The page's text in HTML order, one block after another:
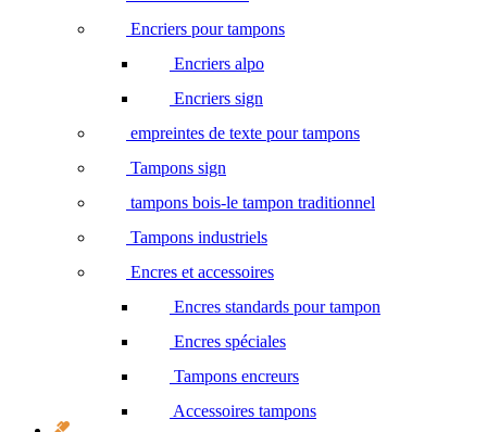
Encriers pour tampons
Encriers alpo
Encriers sign
empreintes de texte pour tampons
Tampons sign
tampons bois-le tampon traditionnel
Tampons industriels
Encres et accessoires
Encres standards pour tampon
Encres spéciales
Tampons encreurs
Accessoires tampons